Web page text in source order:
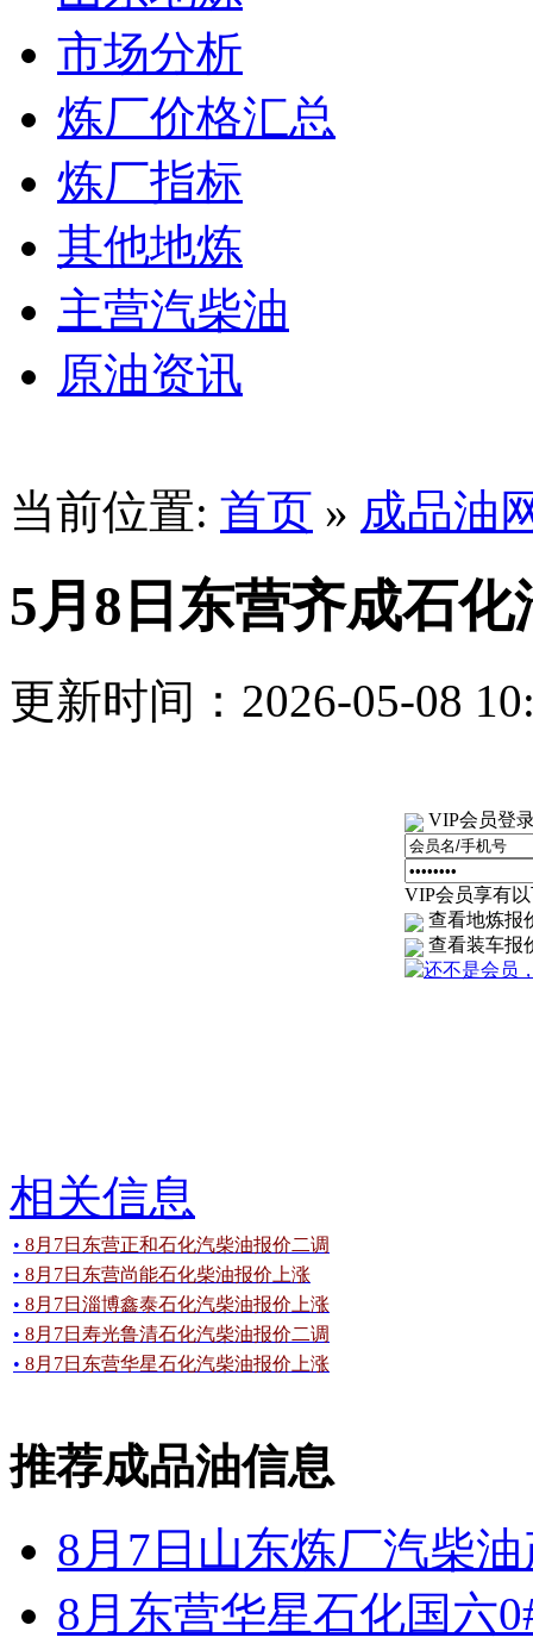
市场分析
炼厂价格汇总
炼厂指标
其他地炼
主营汽柴油
原油资讯
当前位置: 首页 » 成品油
5月8日东营齐成石
更新时间：2026-05-08
VIP会员登
VIP会员享有
查看地炼报
查看装车报
相关信息
• 8月7日东营正和石化汽柴油报价二调
• 8月7日东营尚能石化柴油报价上涨
• 8月7日淄博鑫泰石化汽柴油报价上涨
• 8月7日寿光鲁清石化汽柴油报价二调
• 8月7日东营华星石化汽柴油报价上涨
推荐成品油信息
8月7日山东炼厂汽柴
8月东营华星石化国六